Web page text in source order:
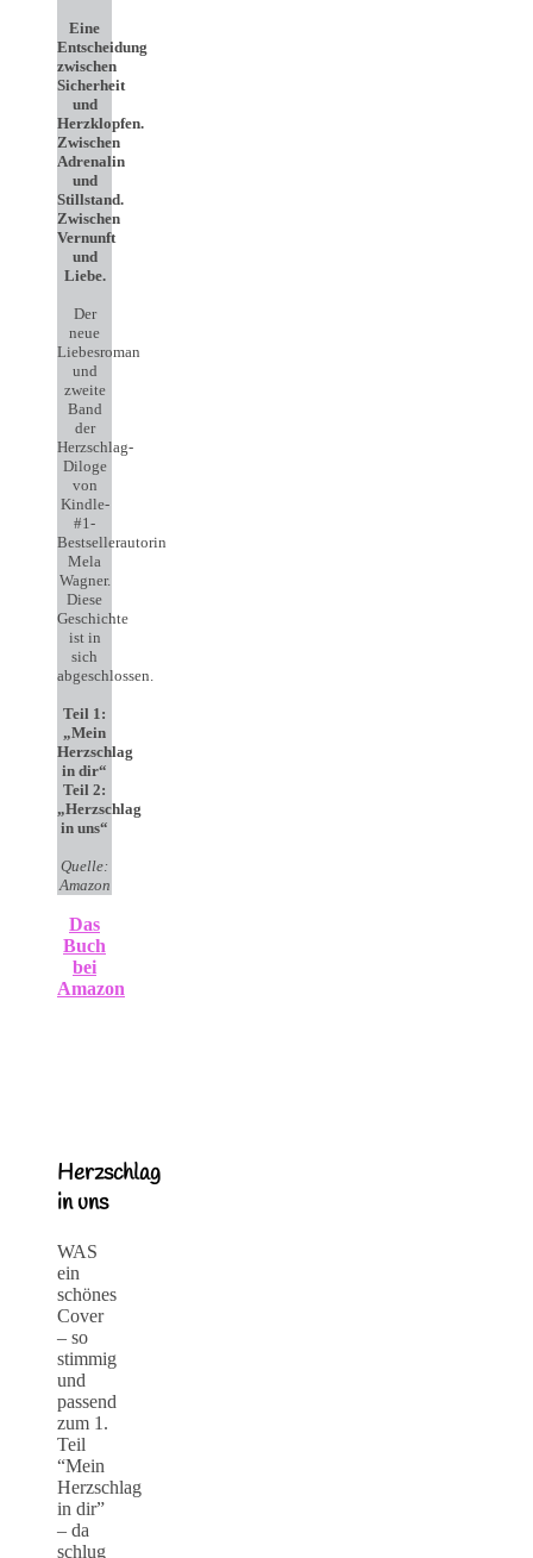
Eine
Entscheidung
zwischen
Sicherheit
und
Herzklopfen.
Zwischen
Adrenalin
und
Stillstand.
Zwischen
Vernunft
und
Liebe.
Der
neue
Liebesroman
und
zweite
Band
der
Herzschlag-
Diloge
von
Kindle-
#1-
Bestsellerautorin
Mela
Wagner.
Diese
Geschichte
ist in
sich
abgeschlossen.
Teil 1:
„Mein
Herzschlag
in dir“
Teil 2:
„Herzschlag
in uns“
Quelle:
Amazon
Das
Buch
bei
Amazon
Herzschlag
in uns
WAS
ein
schönes
Cover
– so
stimmig
und
passend
zum 1.
Teil
“Mein
Herzschlag
in dir”
– da
schlug